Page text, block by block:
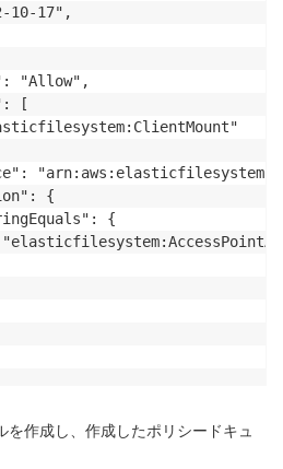
10-17",
"Allow",
[
{
{
を作成し、作成したポリシードキュ